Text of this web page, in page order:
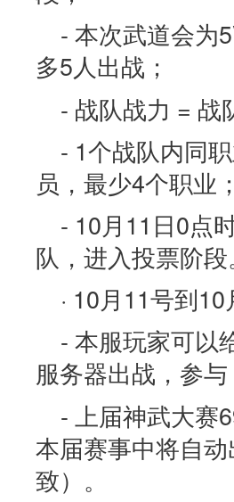
- 本次武道会为
多5人出战；
- 战队战力 = 战
- 1个战队内同
员，最少4个职业；
- 10月11日0点
队，进入投票阶段
· 10月11号到
- 本服玩家可以
服务器出战，参与
- 上届神武大赛
本届赛事中将自
致）。